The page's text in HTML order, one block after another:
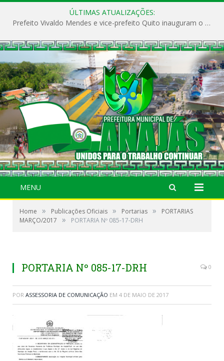
ÚLTIMAS ATUALIZAÇÕES:
Prefeito Vivaldo Mendes e vice-prefeito Quito inauguram o CAPS e fortalecem a saúde pública em Anajás.
MENU
Home » Publicações Oficiais » Portarias »
PORTARIAS
MARÇO/2017
» PORTARIA Nº 085-17-DRH
PORTARIA Nº 085-17-DRH 0
POR ASSESSORIA DE COMUNICAÇÃO EM 4 DE MAIO DE 2017